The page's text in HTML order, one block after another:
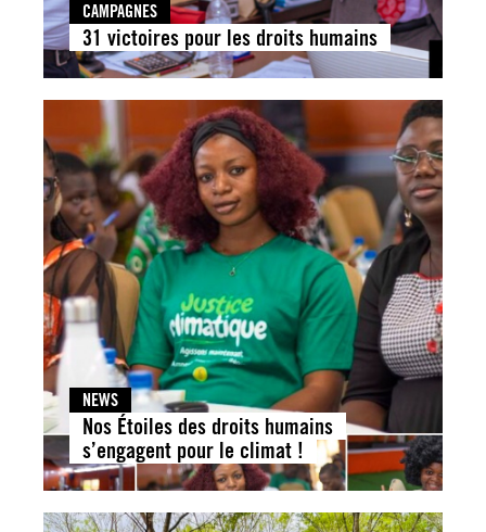
CAMPAGNES
31 victoires pour les droits humains
NEWS
Nos Étoiles des droits humains
s’engagent pour le climat !